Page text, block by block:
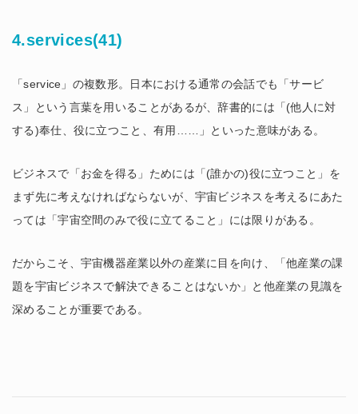
4.services(41)
「service」の複数形。日本における通常の会話でも「サービ
ス」という言葉を用いることがあるが、辞書的には「(他人に対
する)奉仕、役に立つこと、有用……」といった意味がある。
ビジネスで「お金を得る」ためには「(誰かの)役に立つこと」を
まず先に考えなければならないが、宇宙ビジネスを考えるにあた
っては「宇宙空間のみで役に立てること」には限りがある。
だからこそ、宇宙機器産業以外の産業に目を向け、「他産業の課
題を宇宙ビジネスで解決できることはないか」と他産業の見識を
深めることが重要である。